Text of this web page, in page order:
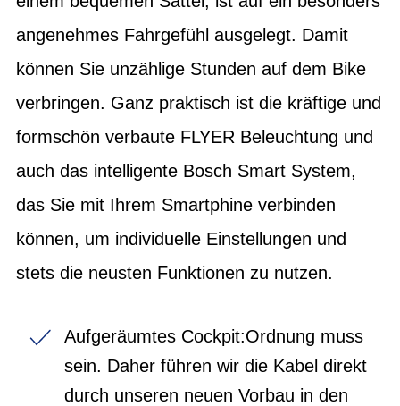
angenehmes Fahrgefühl ausgelegt. Damit
können Sie unzählige Stunden auf dem Bike
verbringen. Ganz praktisch ist die kräftige und
formschön verbaute FLYER Beleuchtung und
auch das intelligente Bosch Smart System,
das Sie mit Ihrem Smartphine verbinden
können, um individuelle Einstellungen und
stets die neusten Funktionen zu nutzen.
Aufgeräumtes Cockpit:Ordnung muss
sein. Daher führen wir die Kabel direkt
durch unseren neuen Vorbau in den